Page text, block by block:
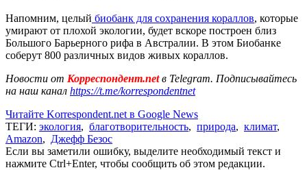
Напомним, целый биобанк для сохранения кораллов, которые
умирают от плохой экологии, будет вскоре построен близ
Большого Барьерного рифа в Австралии. В этом Биобанке
соберут 800 различных видов живых кораллов.
Новости от Корреспондент.netв Telegram. Подписывайтесь
на наш канал https://t.me/korrespondentnet
Читайте Korrespondent.net в Google News
ТЕГИ: экология, благотворительность, природа, климат,
Amazon, Джефф Безос
Если вы заметили ошибку, выделите необходимый текст и
нажмите Ctrl+Enter, чтобы сообщить об этом редакции.